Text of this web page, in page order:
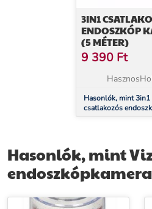
3IN1
ENDOSZKÓP
(5 MÉTER)
9 390 Ft
Hasonlók, mint 3in1
csatlakozós
(5 méter)
Hasonlók, mint